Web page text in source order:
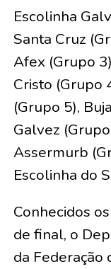
Escolinha
Santa Cruz
Afex (Grupo
Cristo (Grupo
(Grupo 5),
Galvez
Assermurb
Escolinha do
Conhecidos
de final, o
da Federação